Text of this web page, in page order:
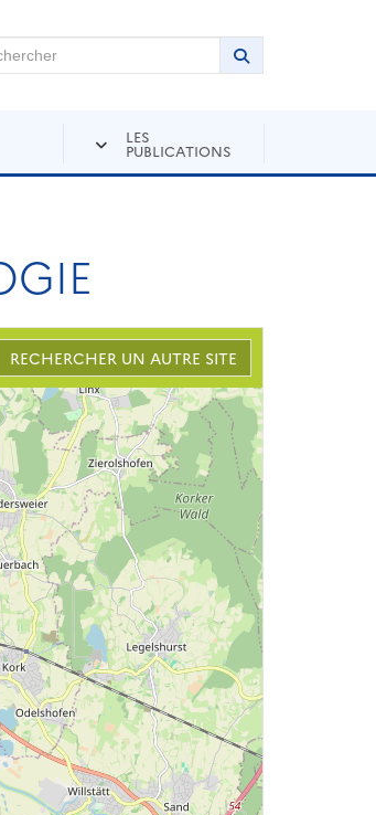
Andra Inventaire Rechercher
Lancer la
LES
PUBLICATIONS
RECHERCHER UN AUTRE SITE